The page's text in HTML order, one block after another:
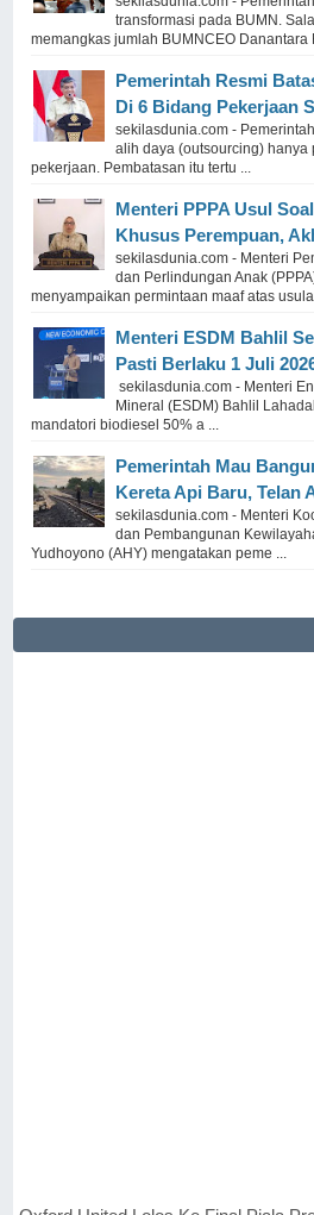
transformasi pada BUMN.
memangkas jumlah BUMNCEO Danantara
Pemerintah Resmi
Di 6 Bidang Pekerjaan
sekilasdunia.com -
alih daya (outsourcing) hanya
pekerjaan. Pembatasan itu tertu ...
Menteri PPPA Usul
Khusus Perempuan,
sekilasdunia.com - Menteri
dan Perlindungan Anak
menyampaikan permintaan maaf atas
Menteri ESDM Bahlil
Pasti Berlaku 1 Juli
sekilasdunia.com - Menteri
Mineral (ESDM) Bahlil
mandatori biodiesel 50% a ...
Pemerintah Mau
Kereta Api Baru, Telan
sekilasdunia.com - Menteri
dan Pembangunan
Yudhoyono (AHY) mengatakan peme ...